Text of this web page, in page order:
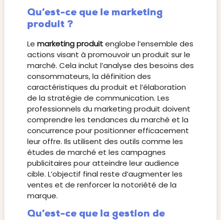
Qu’est-ce que le marketing
produit ?
Le marketing produitenglobe l’ensemble des
actions visant à promouvoir un produit sur le
marché. Cela inclut l’analyse des besoins des
consommateurs, la définition des
caractéristiques du produit et l’élaboration
de la stratégie de communication. Les
professionnels du marketing produit doivent
comprendre les tendances du marché et la
concurrence pour positionner efficacement
leur offre. Ils utilisent des outils comme les
études de marché et les campagnes
publicitaires pour atteindre leur audience
cible. L’objectif final reste d’augmenter les
ventes et de renforcer la notoriété de la
marque.
Qu’est-ce que la gestion de